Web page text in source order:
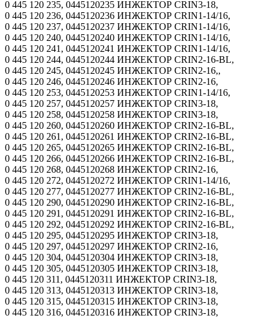
0 445 120 235, 0445120235 ИНЖЕКТОР CRIN3-18,
0 445 120 236, 0445120236 ИНЖЕКТОР CRIN1-14/16,
0 445 120 237, 0445120237 ИНЖЕКТОР CRIN1-14/16,
0 445 120 240, 0445120240 ИНЖЕКТОР CRIN1-14/16,
0 445 120 241, 0445120241 ИНЖЕКТОР CRIN1-14/16,
0 445 120 244, 0445120244 ИНЖЕКТОР CRIN2-16-BL,
0 445 120 245, 0445120245 ИНЖЕКТОР CRIN2-16,,
0 445 120 246, 0445120246 ИНЖЕКТОР CRIN2-16,
0 445 120 253, 0445120253 ИНЖЕКТОР CRIN1-14/16,
0 445 120 257, 0445120257 ИНЖЕКТОР CRIN3-18,
0 445 120 258, 0445120258 ИНЖЕКТОР CRIN3-18,
0 445 120 260, 0445120260 ИНЖЕКТОР CRIN2-16-BL,
0 445 120 261, 0445120261 ИНЖЕКТОР CRIN2-16-BL,
0 445 120 265, 0445120265 ИНЖЕКТОР CRIN2-16-BL,
0 445 120 266, 0445120266 ИНЖЕКТОР CRIN2-16-BL,
0 445 120 268, 0445120268 ИНЖЕКТОР CRIN2-16,
0 445 120 272, 0445120272 ИНЖЕКТОР CRIN1-14/16,
0 445 120 277, 0445120277 ИНЖЕКТОР CRIN2-16-BL,
0 445 120 290, 0445120290 ИНЖЕКТОР CRIN2-16-BL,
0 445 120 291, 0445120291 ИНЖЕКТОР CRIN2-16-BL,
0 445 120 292, 0445120292 ИНЖЕКТОР CRIN2-16-BL,
0 445 120 295, 0445120295 ИНЖЕКТОР CRIN3-18,
0 445 120 297, 0445120297 ИНЖЕКТОР CRIN2-16,
0 445 120 304, 0445120304 ИНЖЕКТОР CRIN3-18,
0 445 120 305, 0445120305 ИНЖЕКТОР CRIN3-18,
0 445 120 311, 0445120311 ИНЖЕКТОР CRIN3-18,
0 445 120 313, 0445120313 ИНЖЕКТОР CRIN3-18,
0 445 120 315, 0445120315 ИНЖЕКТОР CRIN3-18,
0 445 120 316, 0445120316 ИНЖЕКТОР CRIN3-18,